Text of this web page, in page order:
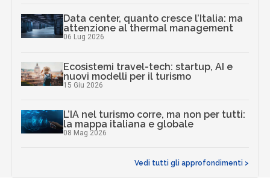
Data center, quanto cresce l’Italia: ma
attenzione al thermal management
06 Lug 2026
Ecosistemi travel-tech: startup, AI e
nuovi modelli per il turismo
15 Giu 2026
L’IA nel turismo corre, ma non per tutti:
la mappa italiana e globale
08 Mag 2026
Vedi tutti gli approfondimenti >